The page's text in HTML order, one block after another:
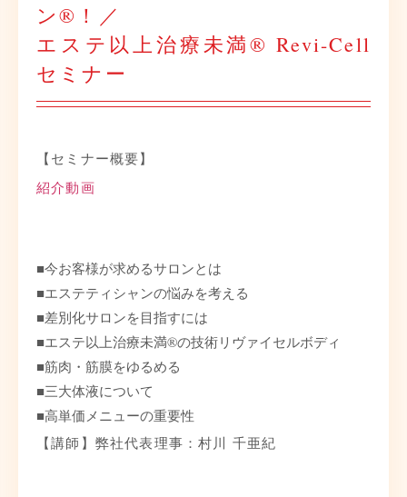
ン®！／
エステ以上治療未満® Revi-Cell
セミナー
【セミナー概要】
紹介動画
■今お客様が求めるサロンとは
■エステティシャンの悩みを考える
■差別化サロンを目指すには
■エステ以上治療未満®の技術リヴァイセルボディ
■筋肉・筋膜をゆるめる
■三大体液について
■高単価メニューの重要性
【講師】弊社代表理事：村川 千亜紀